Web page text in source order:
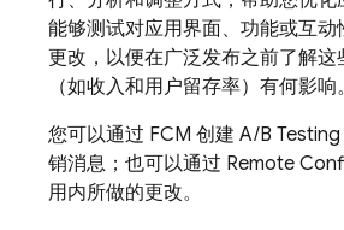
能够测试对应用界面、功能或互动
更改，以便在广泛发布之前了解
（如收入和用户留存率）有何影响。
您可以通过 FCM 创建 A/B Testing
销消息；也可以通过 Remote
用内所做的更改。